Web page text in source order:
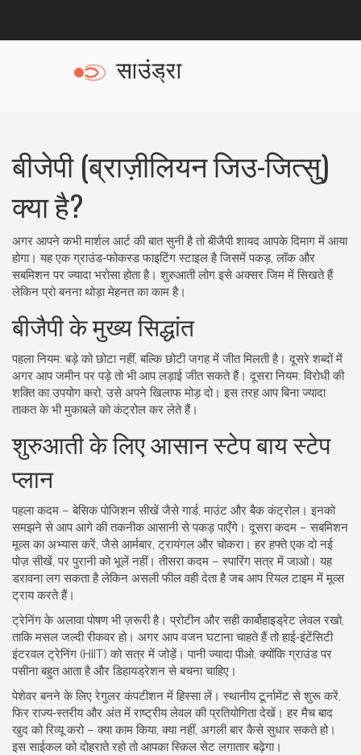
बीजेपी (ब्राज़ीलियन जिउ-जित्सु)
क्या है?
अगर आपने कभी मार्शल आर्ट की बात सुनी है तो बीजैपी शायद आपके दिमाग में आया
होगा। यह एक ग्राउंड‑फोकस्ड फाइटिंग स्टाइल है जिसमें पकड़, लॉक और
सबमिशन पर ज्यादा भरोसा होता है। शुरुआती लोग इसे अक्सर जिम में सिखते हैं
लेकिन प्रो बनना थोड़ा मेहनत का काम है।
बीजैपी के मुख्य सिद्धांत
पहला नियम: बड़े को छोटा नहीं, बल्कि छोटी जगह में जीत मिलती है। दूसरे शब्दों में
अगर आप जमीन पर पड़े तो भी आप लड़ाई जीत सकते हैं। दूसरा नियम: विरोधी की
शक्ति का उपयोग करो, उसे अपने खिलाफ मोड़ दो। इस तरह आप बिना ज्यादा
ताकत के भी मुकाबले को कंट्रोल कर लेते हैं।
शुरुआती के लिए आसान स्टेप बाय स्टेप
प्लान
पहला कदम – बेसिक पोजिशन सीखें जैसे गार्ड, माउंट और बैक कंट्रोल। इनको
समझने से आप आगे की तकनीक आसानी से पकड़ पाएँगे। दूसरा कदम – सबमिशन
मूव्स का अभ्यास करें, जैसे आर्मबार, ट्रायंगल और चोकरा। हर हफ्ते एक दो नई
पोज़ सीखें, पर पुरानी को भूलें नहीं। तीसरा कदम – स्पारिंग सत्र में जाओ। यह
डरावना लग सकता है लेकिन असली फील वही देता है जब आप रियल टाइम में मूव्स
ट्राय करते हैं।
ट्रेनिंग के अलावा पोषण भी ज़रूरी है। प्रोटीन और सही कार्बोहाइड्रेट लेवल रखो,
ताकि मसल जल्दी रीकवर हो। अगर आप वजन घटाना चाहते हैं तो हाई‑इंटेंसिटी
इंटरवल ट्रेनिंग (HIIT) को सत्र में जोड़ें। पानी ज्यादा पीओ, क्योंकि ग्राउंड पर
पसीना बहुत आता है और डिहायड्रेशन से बचना चाहिए।
पेशेवर बनने के लिए रेगुलर कंपटीशन में हिस्सा लें। स्थानीय टूर्नामेंट से शुरू करें,
फिर राज्य‑स्तरीय और अंत में राष्ट्रीय लेवल की प्रतियोगिता देखें। हर मैच बाद
खुद को रिव्यू करो – क्या काम किया, क्या नहीं, अगली बार कैसे सुधार सकते हो।
इस साईकल को दोहराते रहो तो आपका स्किल सेट लगातार बढ़ेगा।